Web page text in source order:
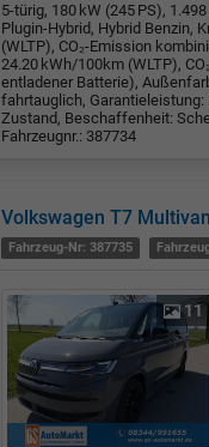
5-türig, 180 kW (245 PS),
Plugin-Hybrid, Hybrid Benzin,
(WLTP), CO₂-Emission
24.20 kWh/100km (WLTP),
entladener Batterie),
fahrtauglich, Garantieleistung:
Zustand, Beschaffenheit:
Fahrzeugnr.: 387734
Volkswagen T7 Multivan
Fahrzeug-Nr: 387735
11